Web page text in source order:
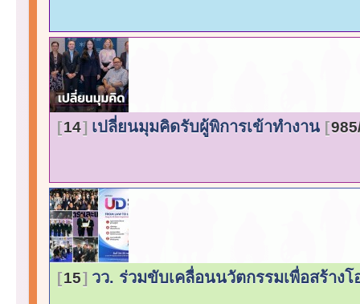
14 เปลี่ยนมุมคิดรับผู้พิการเข้าทำงาน
15 วว. ร่วมขับเคลื่อนนวัตกรรมเพื่อสร้า